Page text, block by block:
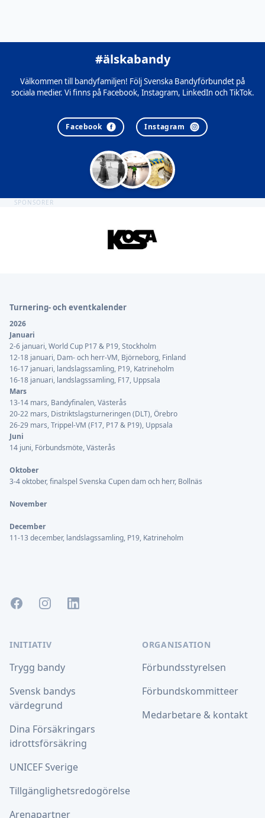
#älskabandy
Välkommen till bandyfamiljen! Följ Svenska Bandyförbundet på
sociala medier. Vi finns på Facebook, Instagram, LinkedIn och TikTok.
Facebook Instagram
SPONSORER
Turnering- och eventkalender
2026
Januari
2-6 januari, World Cup P17 & P19, Stockholm
12-18 januari, Dam- och herr-VM, Björneborg, Finland
16-17 januari, landslagssamling, P19, Katrineholm
16-18 januari, landslagssamling, F17, Uppsala
Mars
13-14 mars, Bandyfinalen, Västerås
20-22 mars, Distriktslagsturneringen (DLT), Örebro
26-29 mars, Trippel-VM (F17, P17 & P19), Uppsala
Juni
14 juni, Förbundsmöte, Västerås
Oktober
3-4 oktober, finalspel Svenska Cupen dam och herr, Bollnäs
November
December
11-13 december, landslagssamling, P19, Katrineholm
FacebookInstagramLinkedIn
INITIATIV
Trygg bandy
Svensk bandys
värdegrund
Dina Försäkringars
idrottsförsäkring
UNICEF Sverige
Tillgänglighetsredogörelse
Arenapartner
ORGANISATION
Förbundsstyrelsen
Förbundskommitteer
Medarbetare & kontakt